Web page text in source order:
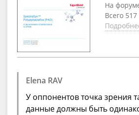
На
Всего
Elena RAV
У оппонентов точка зрения
данные должны быть